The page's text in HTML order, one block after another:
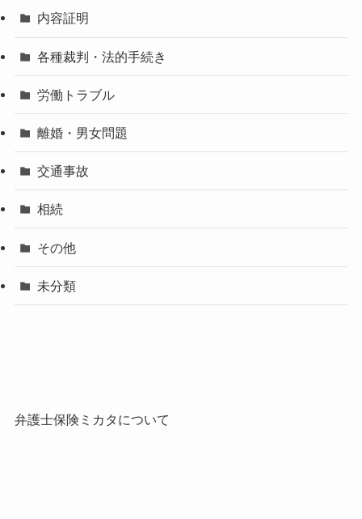
内容証明
各種裁判・法的手続き
労働トラブル
離婚・男女問題
交通事故
相続
その他
未分類
弁護士保険ミカタについて